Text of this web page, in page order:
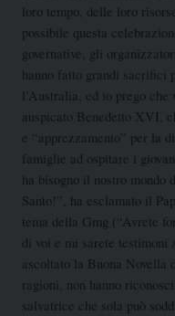
loro tempo, delle loro
possibile questa
governative, gli
hanno fatto grandi sacrifici
l’Australia, ed io prego
auspicato Benedetto XVI,
e “apprezzamento” per la
famiglie ad ospitare i
ha bisogno il nostro mondo
Santo!”, ha esclamato il
tema della Gmg (“Avrete
di voi e mi sarete testimoni
ascoltato la Buona Novella
ragioni, non hanno
salvatrice che sola può